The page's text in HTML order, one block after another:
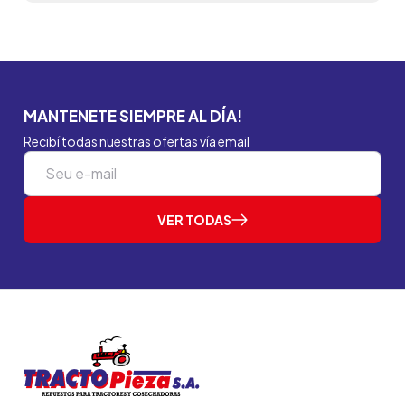
MANTENETE SIEMPRE AL DÍA!
Recibí todas nuestras ofertas vía email
VER TODAS